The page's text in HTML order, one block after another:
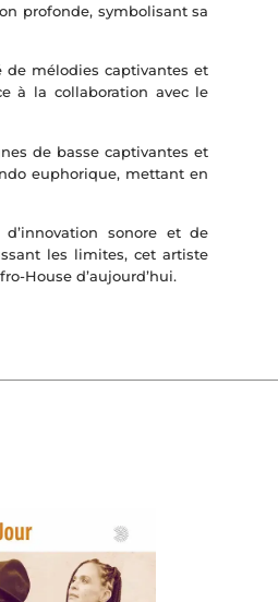
profonde, symbolisant sa
de mélodies captivantes et
à la collaboration avec le
de basse captivantes et
euphorique, mettant en
sonore et de
les limites, cet artiste
House d’aujourd’hui.